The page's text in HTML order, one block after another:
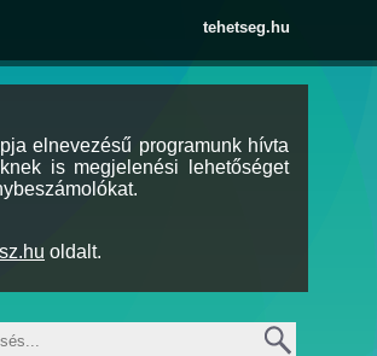
tehetseg.hu
elnevezésű programunk hívta
is megjelenési lehetőséget
oldalt.